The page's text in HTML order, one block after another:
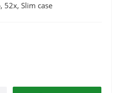
52x, Slim case